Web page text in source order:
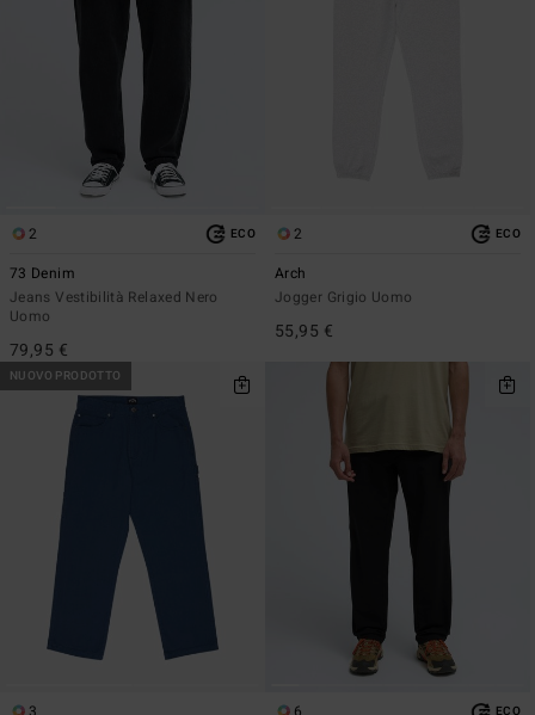
2 ECO
73 Denim
Jeans Vestibilità Relaxed Nero
Uomo
79,95 €
2 ECO
Arch
Jogger Grigio Uomo
55,95 €
NUOVO PRODOTTO